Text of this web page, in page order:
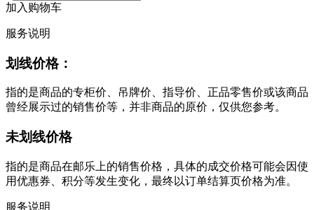
加入购物车
服务说明
划线价格：
指的是商品的专柜价、吊牌价、指导价、正品零售价或该商品
曾经展示过的销售价等，并非商品的原价，仅供您参考。
未划线价格
指的是商品在邮乐上的销售价格，具体的成交价格可能会因使
用优惠券、积分等发生变化，最终以订单结算页价格为准。
服务说明